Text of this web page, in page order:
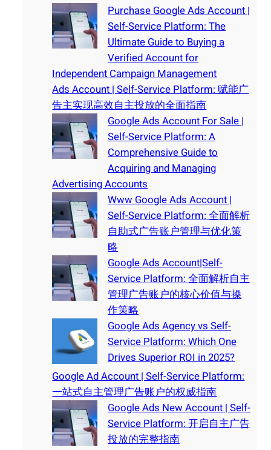
Purchase Google Ads Account |
Self-Service Platform: The
Ultimate Guide to Buying a
Verified Account for
Independent Campaign Management
Ads Account | Self-Service Platform: 赋能广
告主实现高效自主投放的全面指南
Google Ads Account For Sale |
Self-Service Platform: A
Comprehensive Guide to
Acquiring and Managing
Advertising Accounts
Www Google Ads Account |
Self-Service Platform: 全面解析
自助式广告账户管理与优化策
略
Google Ads Account|Self-
Service Platform: 全面解析自主
管理广告账户的核心价值与操
作策略
Google Ads Agency vs Self-
Service Platform: Which One
Drives Superior ROI in 2025?
Google Ad Account | Self-Service Platform:
一站式自主管理广告账户的权威指南
Google Ads New Account | Self-
Service Platform: 开启自主广告
投放的完整指南